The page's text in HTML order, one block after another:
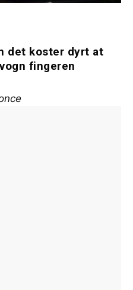
det koster dyrt at
fingeren